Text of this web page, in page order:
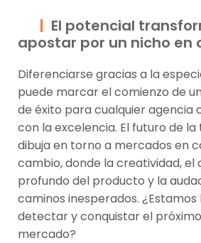
El potencial
apostar por un nicho en
Diferenciarse gracias a la
puede marcar el comienzo de
de éxito para cualquier agencia
con la excelencia. El futuro de
dibuja en torno a mercados en
cambio, donde la creatividad, el
profundo del producto y la
caminos inesperados.
detectar y conquistar el
mercado?